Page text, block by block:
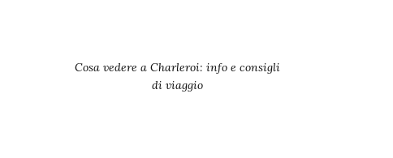
Cosa vedere a Charleroi: info e consigli
di viaggio